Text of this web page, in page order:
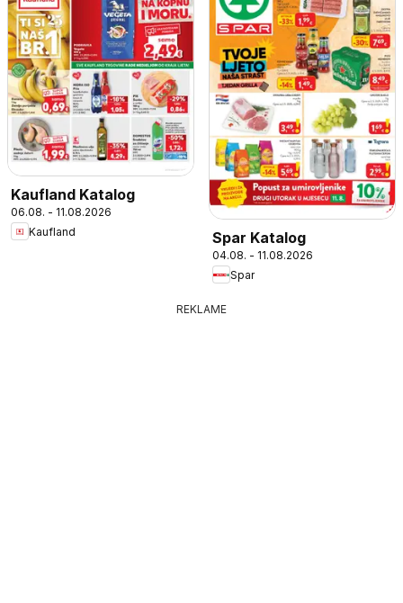
Kaufland Katalog
06.08. - 11.08.2026
Kaufland
Spar Katalog
04.08. - 11.08.2026
Spar
REKLAME